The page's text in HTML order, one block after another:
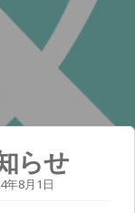
らせ
年8月1日